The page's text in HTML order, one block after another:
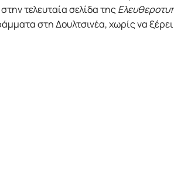
τελευταία σελίδα της
στη Δουλτσινέα, χωρίς να ξέρει